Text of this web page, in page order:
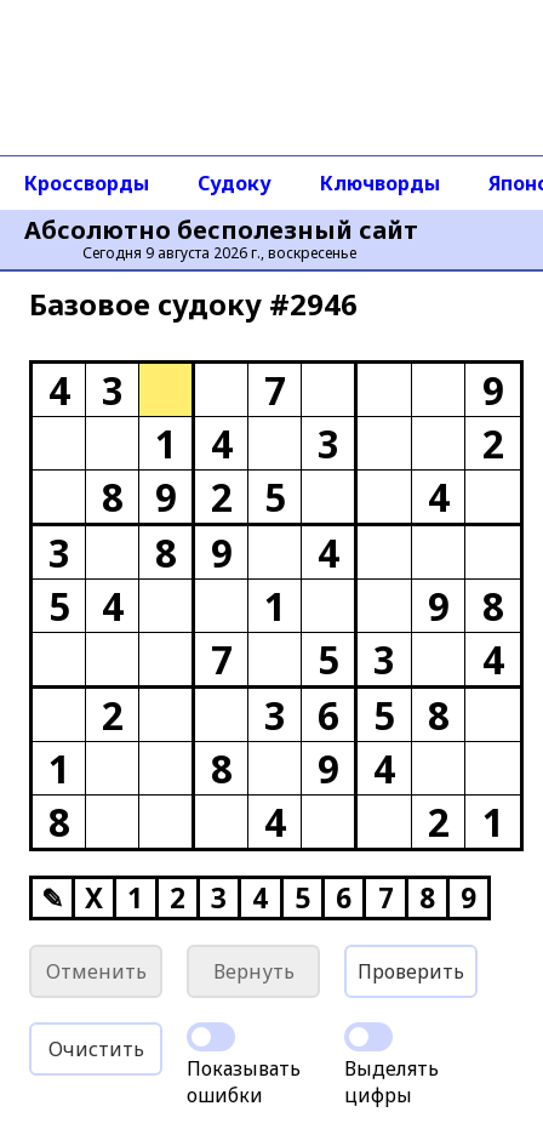
Абсолютно бесполезный сайт
Сегодня 9 августа 2026 г., воскресенье
Кроссворды Судоку Ключворды
Базовое cудоку #2946
4 3 7
9
1
4 3
2
8
9 2 5
4
3
8 9
4
5
4 1 9
8
7
5 3
4
2
3 6 5
8
1
8 9
4
8
4 2 1
✎ X 1 2 3 4 5 6 7 8 9
Отменить Вернуть Проверить
Очистить
Показывать
ошибки
Выделять
цифры